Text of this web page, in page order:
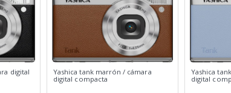
digital
Yashica tank marrón / cámara
digital compacta
Yashica
digital